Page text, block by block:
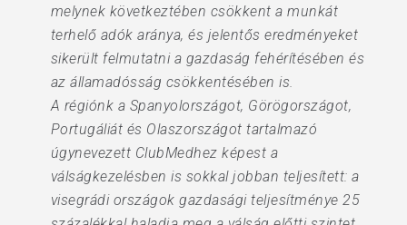
melynek következtében csökkent a munkát
terhelő adók aránya, és jelentős eredményeket
sikerült felmutatni a gazdaság fehérítésében és
az államadósság csökkentésében is.
A régiónk a Spanyolországot, Görögországot,
Portugáliát és Olaszországot tartalmazó
úgynevezett ClubMedhez képest a
válságkezelésben is sokkal jobban teljesített: a
visegrádi országok gazdasági teljesítménye 25